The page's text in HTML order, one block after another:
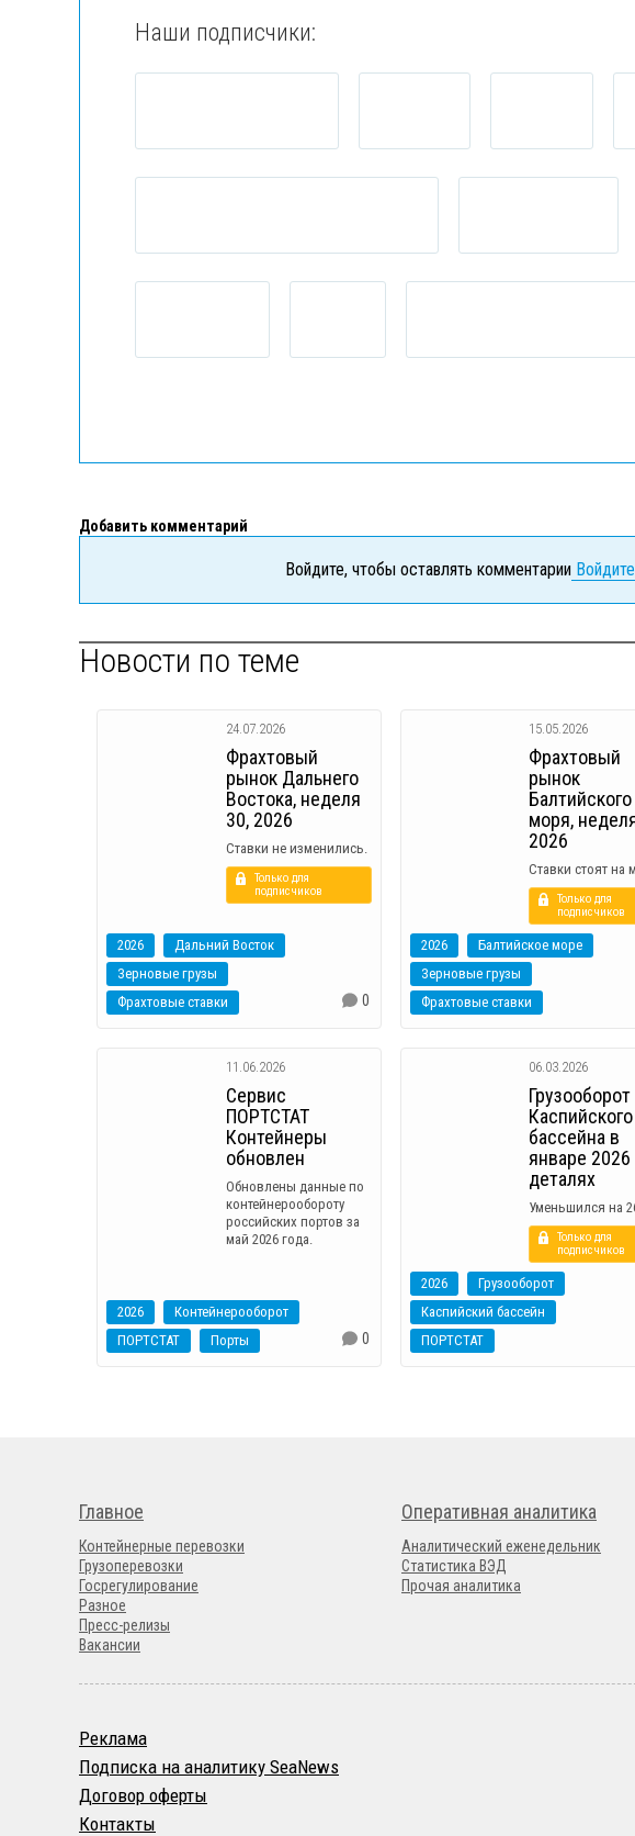
Наши подписчики:
Добавить комментарий
Войдите, чтобы оставлять комментарии Войдите
Новости по теме
24.07.2026
Фрахтовый
рынок Дальнего
Востока, неделя
30, 2026
Ставки не изменились.
Только для
подписчиков
2026
Дальний Восток
Зерновые грузы
Фрахтовые ставки
0
15.05.2026
Фрахтовый
рынок
Балтийского
моря,
2026
Ставки стоят на
Только для
подписчиков
2026
Балтийское море
Зерновые грузы
Фрахтовые ставки
11.06.2026
Сервис
ПОРТСТАТ
Контейнеры
обновлен
Обновлены данные по
контейнерообороту
российских портов за
май 2026 года.
2026
Контейнерооборот
ПОРТСТАТ
Порты 0
06.03.2026
Грузооборот
Каспийского
бассейна в
январе 2026
деталях
Уменьшился на
Только для
подписчиков
2026
Грузооборот
Каспийский бассейн
ПОРТСТАТ
Главное
Контейнерные перевозки
Грузоперевозки
Госрегулирование
Разное
Пресс-релизы
Вакансии
Оперативная аналитика
Аналитический еженедельник
Статистика ВЭД
Прочая аналитика
Реклама
Подписка на аналитику SeaNews
Договор оферты
Контакты